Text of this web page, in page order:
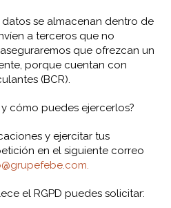
se almacenan dentro de
a terceros que no
que ofrezcan un
porque cuentan con
(BCR).
cómo puedes ejercerlos?
y ejercitar tus
en el siguiente correo
el RGPD puedes solicitar: